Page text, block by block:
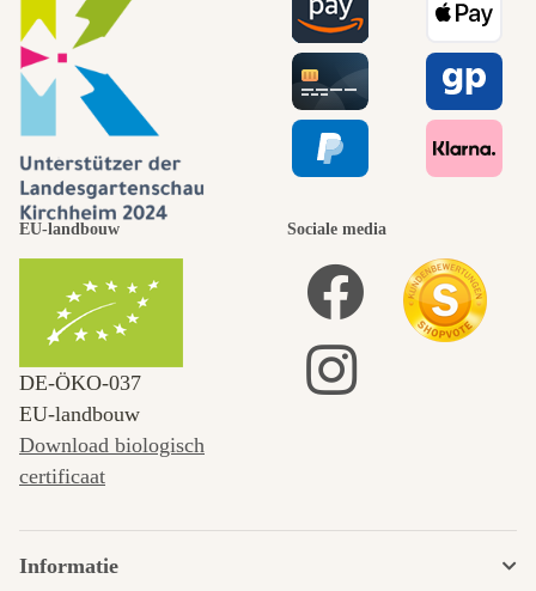
EU-landbouw
DE‑ÖKO‑037
EU-landbouw
Download biologisch
certificaat
Sociale media
Informatie